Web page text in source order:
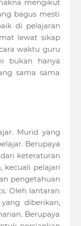
mengikut
bagus mesti
di pelajaran
lewat sikap
waktu guru
bukan hanya
sama sama
Murid yang
Berupaya
keteraturan
kecuali pelajari
pengetahuan
Oleh lantaran
diberikan,
Berupaya